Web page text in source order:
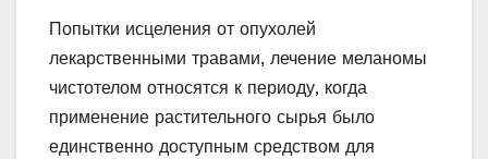
Попытки исцеления от опухолей
лекарственными травами, лечение меланомы
чистотелом относятся к периоду, когда
применение растительного сырья было
единственно доступным средством для